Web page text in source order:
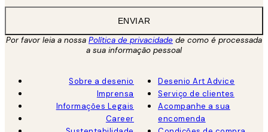
ENVIAR
Por favor leia a nossa Política de privacidade de como é processada
a sua informação pessoal
Sobre a desenio
Imprensa
Informações Legais
Career
Desenio Art Advice
Serviço de clientes
Acompanhe a sua
encomenda